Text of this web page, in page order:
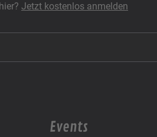
Jetzt kostenlos anmelden
Events